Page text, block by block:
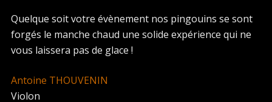
Quelque soit votre évènement nos pingouins se sont
forgés le manche chaud une solide expérience qui ne
vous laissera pas de glace !
Antoine THOUVENIN
Violon